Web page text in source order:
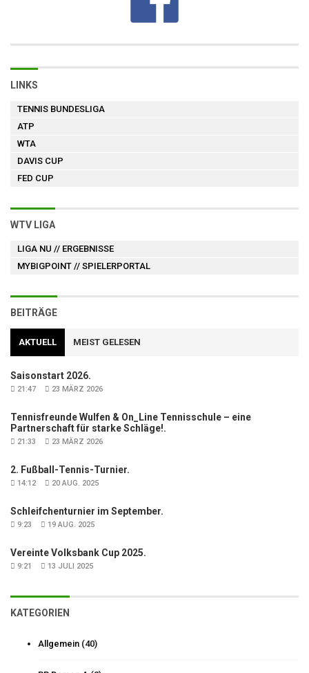
LINKS
TENNIS BUNDESLIGA
ATP
WTA
DAVIS CUP
FED CUP
WTV LIGA
LIGA NU // ERGEBNISSE
MYBIGPOINT // SPIELERPORTAL
BEITRÄGE
AKTUELL MEIST GELESEN
Saisonstart 2026.
21:47 23 MÄRZ 2026
Tennisfreunde Wulfen & On_Line Tennisschule – eine
Partnerschaft für starke Schläge!.
21:33 23 MÄRZ 2026
2. Fußball-Tennis-Turnier.
14:12 20 AUG. 2025
Schleifchenturnier im September.
9:23 19 AUG. 2025
Vereinte Volksbank Cup 2025.
9:21 13 JULI 2025
KATEGORIEN
Allgemein (40)